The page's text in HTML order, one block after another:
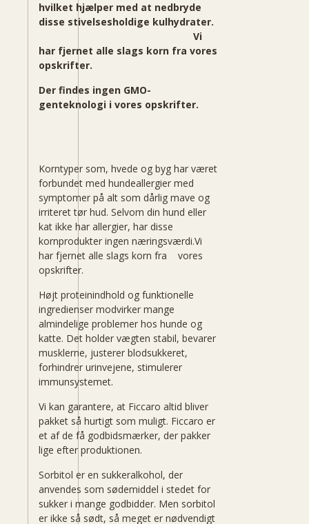
hvilket hjælper med at nedbryde
disse stivelsesholdige kulhydrater.
Vi
har fjernet alle slags korn fra vores
opskrifter.
Der findes ingen GMO-
genteknologi i vores opskrifter.
Korntyper som, hvede og byg har været
forbundet med hundeallergier med
symptomer på alt som dårlig mave og
irriteret tør hud. Selvom din hund eller
kat ikke har allergier, har disse
kornprodukter ingen næringsværdi.Vi
har fjernet alle slags korn fra vores
opskrifter.
Højt proteinindhold og funktionelle
ingredienser modvirker mange
almindelige problemer hos hunde og
katte. Det holder vægten stabil, bevarer
musklerne, justerer blodsukkeret,
forhindrer urinvejene, stimulerer
immunsystemet.
Vi kan garantere, at Ficcaro altid bliver
pakket så hurtigt som muligt. Ficcaro er
et af de få godbidsmærker, der pakker
lige efter produktionen.
Sorbitol er en sukkeralkohol, der
anvendes som sødemiddel i stedet for
sukker i mange godbidder. Men sorbitol
er ikke så sødt, så meget er nødvendigt